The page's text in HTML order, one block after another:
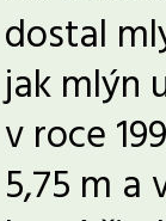
dostal
jak mlýn
v roce
5,75 m a